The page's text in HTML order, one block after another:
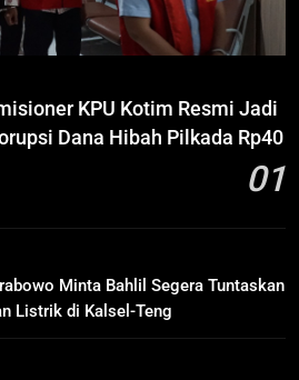
Resmi Jadi Tersangka
Korupsi Dana Hibah
Rp40 Miliar
DAN KRIMINAL
Tokoh Anime Ramai Dipakai
KPU Kotim Resmi Jadi
Dana Hibah Pilkada Rp40
01
Minta Bahlil Segera Tuntaskan
Listrik di Kalsel-Teng
Jalanan, Sebut Mulai
Pengendara
VIRAL
Bising Berujung Penindakan,
dan Empat Komisioner KPU
Resmi Jadi Tersangka
Rp40 Miliar
DAN KRIMINAL